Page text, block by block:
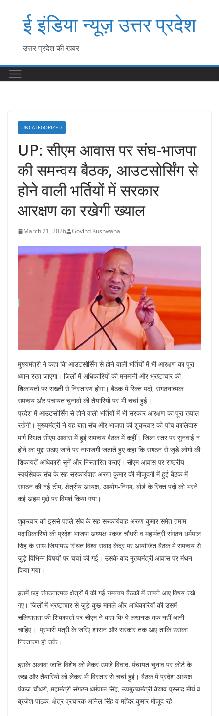
contentई इंडिया न्यूज़ उत्तर प्रदेश
उत्तर प्रदेश की खबर
UNCATEGORIZED
UP: सीएम आवास पर संघ-भाजपा
की समन्वय बैठक, आउटसोर्सिंग से
होने वाली भर्तियों में सरकार
आरक्षण का रखेगी ख्याल
March 21, 2026 Govind Kushwaha
मुख्यमंत्री ने कहा कि आउटसोर्सिंग से होने वाली भर्तियों में भी आरक्षण का पूरा
ध्यान रखा जाएगा। जिलों में अधिकारियों की मनमानी और भ्रष्टाचार की
शिकायतों पर सख्ती से निस्तारण होगा। बैठक में रिक्त पदों, संगठनात्मक
समन्वय और पंचायत चुनावों की तैयारियों पर भी चर्चा हुई।
प्रदेश में आउटसोर्सिंग से होने वाली भर्तियों में भी सरकार आरक्षण का पूरा ख्याल
रखेगी। मुख्यमंत्री ने यह बात संघ और भाजपा की शुक्रवार को पांच कालिदास
मार्ग स्थित सीएम आवास में हुई समन्वय बैठक में कहीं। जिला स्तर पर सुनवाई न
होने का मुद्दा उठाए जाने पर नाराजगी जताते हुए कहा कि संगठन से जुड़े लोगों की
शिकायतें अधिकारी सुनें और निस्तारित कराएं। सीएम आवास पर राष्ट्रीय
स्वयंसेवक संघ के सह सरकार्यवाह अरुण कुमार की मौजूदगी में हुई बैठक में
संगठन की नई टीम, क्षेत्रीय अध्यक्ष, आयोग-निगम, बोर्ड के रिक्त पदों को भरने
कई अहम मुद्दों पर विमर्श किया गया।
शुक्रवार को इससे पहले संघ के सह सरकार्यवाह अरुण कुमार समेत तमाम
पदाधिकारियों की प्रदेश भाजपा अध्यक्ष पंकज चौधरी व महामंत्री संगठन धर्मपाल
सिंह के साथ जियामऊ स्थित विश्व संवाद केंद्र पर आयोजित बैठक में समन्वय से
जुड़े विभिन्न विषयों पर चर्चा की गई। उसके बाद मुख्यमंत्री आवास पर मंथन
किया गया।
इसमें छह संगठनात्मक क्षेत्रों में की गई समन्वय बैठकों में सामने आए विषय रखे
गए। जिलों में भ्रष्टाचार से जुड़े कुछ मामले और अधिकारियों की उसमें
संलिप्ततता की शिकायतों पर सीएम ने कहा कि ये लखनऊ तक नहीं आनी
चाहिए। प्रभारी मंत्री के जरिए शासन और सरकार तक आए ताकि उसका
निस्तारण हो सके।
इसके अलावा जाति विशेष को लेकर उपजे विवाद, पंचायत चुनाव पर कोर्ट के
रुख और तैयारियों को लेकर भी विस्तार से चर्चा हुई। बैठक में प्रदेश अध्यक्ष
पंकज चौधरी, महामंत्री संगठन धर्मपाल सिंह, उपमुख्यमंत्री केशव प्रसाद मौर्य व
ब्रजेश पाठक, क्षेत्र प्रचारक अनिल सिंह व महेंद्र कुमार मौजूद रहे।